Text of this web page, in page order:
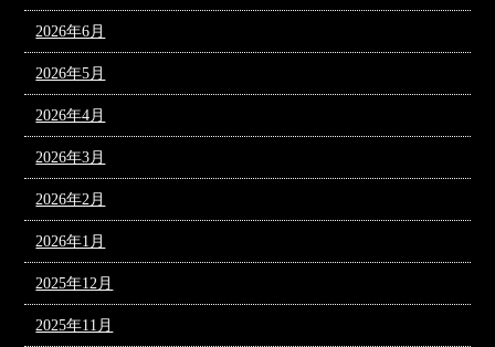
2026年6月
2026年5月
2026年4月
2026年3月
2026年2月
2026年1月
2025年12月
2025年11月